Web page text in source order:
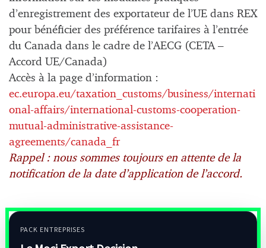
d’enregistrement des exportateur de l’UE dans REX
pour bénéficier des préférence tarifaires à l’entrée
du Canada dans le cadre de l’AECG (CETA –
Accord UE/Canada)
Accès à la page d’information :
ec.europa.eu/taxation_customs/business/internati
onal-affairs/international-customs-cooperation-
mutual-administrative-assistance-
agreements/canada_fr
Rappel : nous sommes toujours en attente de la
notification de la date d’application de l’accord.
PACK ENTREPRISES